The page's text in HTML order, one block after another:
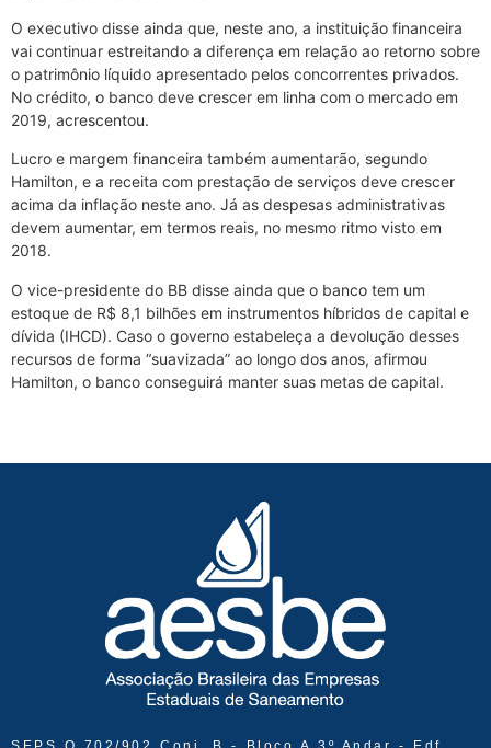
O executivo disse ainda que, neste ano, a instituição financeira
vai continuar estreitando a diferença em relação ao retorno sobre
o patrimônio líquido apresentado pelos concorrentes privados.
No crédito, o banco deve crescer em linha com o mercado em
2019, acrescentou.
Lucro e margem financeira também aumentarão, segundo
Hamilton, e a receita com prestação de serviços deve crescer
acima da inflação neste ano. Já as despesas administrativas
devem aumentar, em termos reais, no mesmo ritmo visto em
2018.
O vice-presidente do BB disse ainda que o banco tem um
estoque de R$ 8,1 bilhões em instrumentos híbridos de capital e
dívida (IHCD). Caso o governo estabeleça a devolução desses
recursos de forma “suavizada” ao longo dos anos, afirmou
Hamilton, o banco conseguirá manter suas metas de capital.